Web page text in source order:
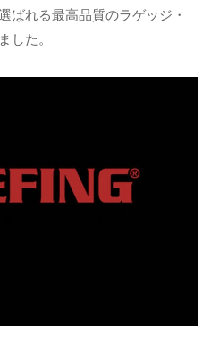
ばれる最高品質のラゲッジ・
した。